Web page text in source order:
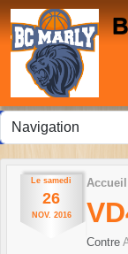
Le samedi
26
NOV. 2016
Accueil
Contre
Panneau de